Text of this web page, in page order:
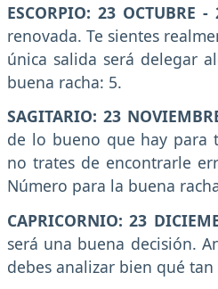
ESCORPIO: 23 OCTUBRE
renovada. Te sientes
única salida será delegar
buena racha: 5.
SAGITARIO: 23
de lo bueno que hay para
no trates de encontrarle
Número para la buena
CAPRICORNIO: 23
será una buena decisión.
debes analizar bien qué